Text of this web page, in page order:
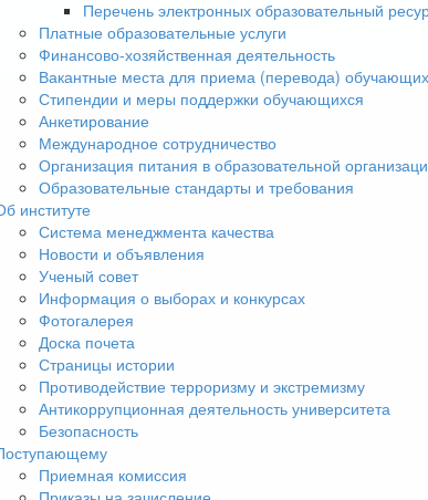
Перечень электронных образовательный
Платные образовательные услуги
Финансово-хозяйственная деятельность
Вакантные места для приема (перевода)
Стипендии и меры поддержки обучающихся
Анкетирование
Международное сотрудничество
Организация питания в образовательной
Образовательные стандарты и требования
институте
Система менеджмента качества
Новости и объявления
Ученый совет
Информация о выборах и конкурсах
Фотогалерея
Доска почета
Страницы истории
Противодействие терроризму и экстремизму
Антикоррупционная деятельность университета
Безопасность
Приемная комиссия